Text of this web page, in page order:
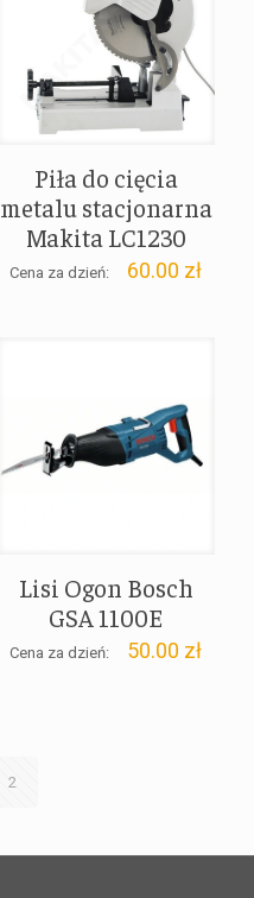
Piła do cięcia
metalu stacjonarna
Makita LC1230
Cena za dzień: 60.00 zł
Lisi Ogon Bosch
GSA 1100E
Cena za dzień: 50.00 zł
2